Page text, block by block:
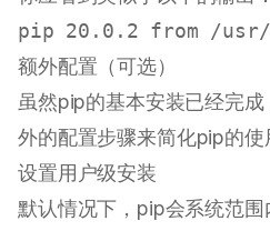
额外配置（可选）
虽然pip的基本安装已经完
外的配置步骤来简化pip的使
设置用户级安装
默认情况下，pip会系统范